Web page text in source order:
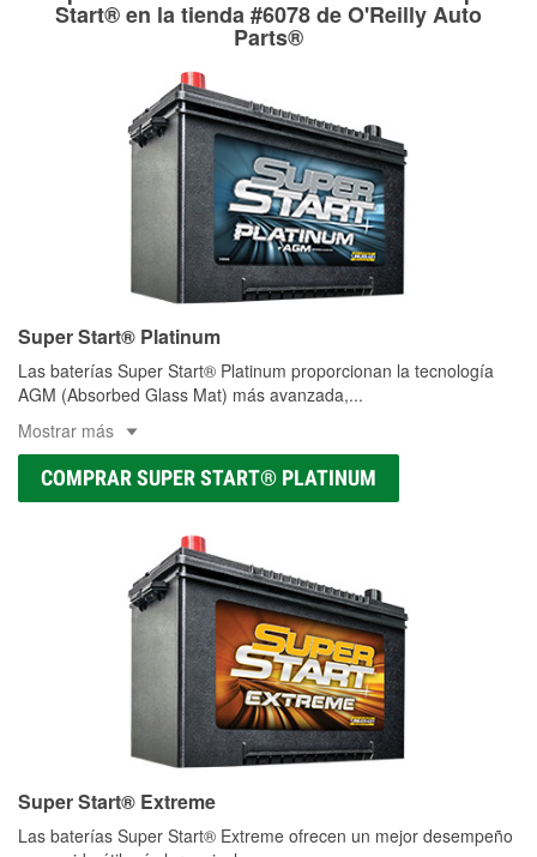
Herramientas de O'Reilly
pueden ser reutilizados, podemos ayudarte a encontrar las
partes de reemplazo correctas para tu reparación.
Rectificación de tambores y discos de freno
Start® en la tienda #6078 de O'Reilly Auto
Parts®
Super Start® Platinum
Las baterías Super Start® Platinum proporcionan la tecnología
AGM (Absorbed Glass Mat) más avanzada,...
Mostrar más
COMPRAR SUPER START® PLATINUM
Super Start® Extreme
Las baterías Super Start® Extreme ofrecen un mejor desempeño